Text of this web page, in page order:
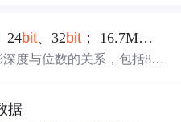
24bit、32bit ； 16.7M色彩
度与位数的关系，包括8bit
中的考量。
据